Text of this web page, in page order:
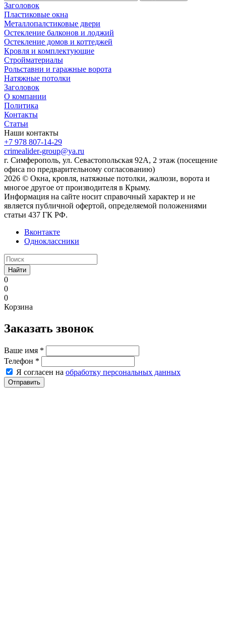
Заголовок
Пластиковые окна
Металлопалстиковые двери
Остекление балконов и лоджий
Остекление домов и коттеджей
Кровля и комплектующие
Стройматериалы
Рольставни и гаражные ворота
Натяжные потолки
Заголовок
О компании
Политика
Контакты
Статьи
Наши контакты
+7 978 807-14-29
crimealider-group@ya.ru
г. Симферополь, ул. Севастопольская 92А, 2 этаж (посещение
офиса по предварительному согласованию)
2026 © Окна, кровля, натяжные потолки, жалюзи, ворота и
многое другое от производителя в Крыму.
Информация на сайте носит справочный характер и не
является публичной офертой, определяемой положениями
статьи 437 ГК РФ.
Вконтакте
Одноклассники
Найти
0
0
0
Корзина
Заказать звонок
Ваше имя *
Телефон *
Я согласен на обработку персональных данных